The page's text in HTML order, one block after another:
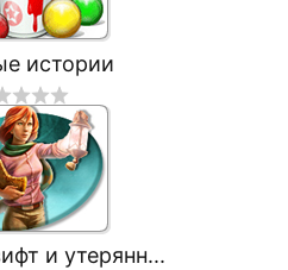
истории
и утерянн...